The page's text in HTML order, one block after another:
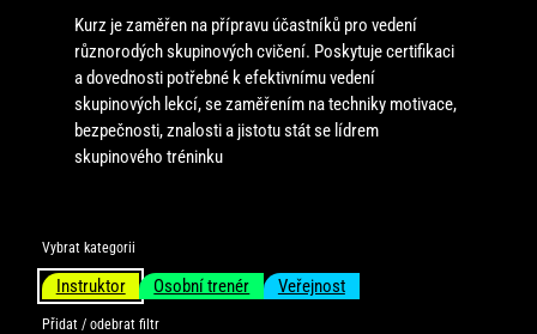
Kurz je zaměřen na přípravu účastníků pro vedení
různorodých skupinových cvičení. Poskytuje certifikaci
a dovednosti potřebné k efektivnímu vedení
skupinových lekcí, se zaměřením na techniky motivace,
bezpečnosti, znalosti a jistotu stát se lídrem
skupinového tréninku
Vybrat kategorii
Instruktor Osobní trenér Veřejnost
Přidat / odebrat filtr